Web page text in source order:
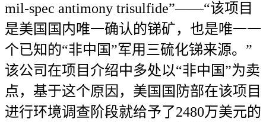
mil-spec antimony trisulfide”——“该项目
是美国国内唯一确认的锑矿，也是唯一一
个已知的“非中国”军用三硫化锑来源。”
该公司在项目介绍中多处以“非中国”为卖
点，基于这个原因，美国国防部在该项目
进行环境调查阶段就给予了2480万美元的